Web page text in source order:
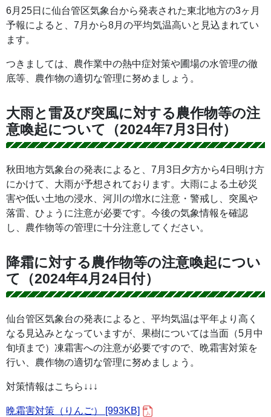
6月25日に仙台管区気象台から発表された東北地方の3ヶ月
予報によると、7月から8月の平均気温高いと見込まれてい
ます。
つきましては、農作業中の熱中症対策や圃場の水管理の徹
底等、農作物の適切な管理に努めましょう。
大雨と雷及び突風に対する農作物等の注
意喚起について（2024年7月3日付）
秋田地方気象台の発表によると、7月3日夕方から4日明け方
にかけて、大雨が予想されております。大雨による土砂災
害や低い土地の浸水、河川の増水に注意・警戒し、突風や
落雷、ひょうに注意が必要です。今後の気象情報を確認
し、農作物等の管理に十分注意してください。
降霜に対する農作物等の注意喚起につい
て（2024年4月24日付）
仙台管区気象台の発表によると、平均気温は平年より高く
なる見込みとなっていますが、果樹については当面（5月中
旬頃まで）凍霜害への注意が必要ですので、晩霜害対策を
行い、農作物の適切な管理に努めましょう。
対策情報はこちら↓↓↓
晩霜害対策（りんご） [993KB]